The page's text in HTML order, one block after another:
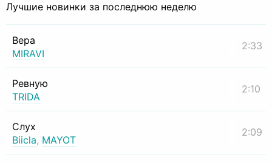
Лучшие новинки за последнюю неделю
Вера
MIRAVI
2:33
Ревную
TRIDA
2:10
Слух
Biicla, MAYOT
2:09